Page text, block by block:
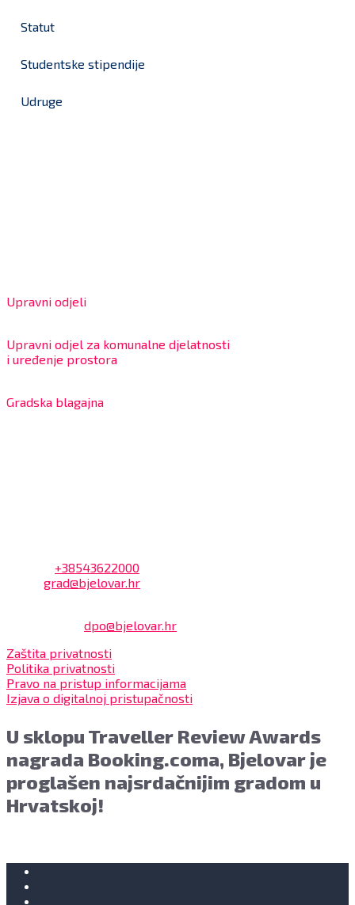
Statut
Studentske stipendije
Udruge
Upravni odjeli
Upravni odjel za komunalne djelatnosti
i uređenje prostora
Gradska blagajna
+38543622000
grad@bjelovar.hr
dpo@bjelovar.hr
Zaštita privatnosti
Politika privatnosti
Pravo na pristup informacijama
Izjava o digitalnoj pristupačnosti
U sklopu Traveller Review Awards
nagrada Booking.coma, Bjelovar je
proglašen najsrdačnijim gradom u
Hrvatskoj!